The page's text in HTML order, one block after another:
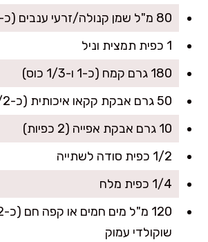
80 מ"ל שמן קנולה/זרעי ענבים (כ-1/3 כוס)
1 כפית תמצית וניל
180 גרם קמח (כ-1 ו-1/3 כוס)
50 גרם אבקת קקאו איכותית (כ-1/2 כוס)
10 גרם אבקת אפייה (2 כפיות)
1/2 כפית סודה לשתייה
1/4 כפית מלח
שוקולדי עמוק